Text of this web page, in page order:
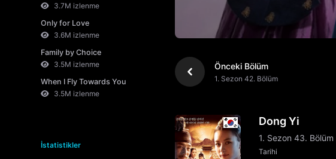
3.7M izlenme
Only for Love
3.6M izlenme
Family by Choice
3.5M izlenme
When I Fly Towards You
3.5M izlenme
İstatistikler
Önceki Bölüm
1. Sezon 42. Bölüm
Dong Yi
1. Sezon 43. Bölüm
Tarihi